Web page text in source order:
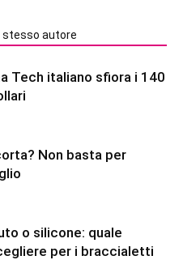
stesso autore
Tech italiano sfiora i 140
Non basta per
o silicone: quale
per i braccialetti